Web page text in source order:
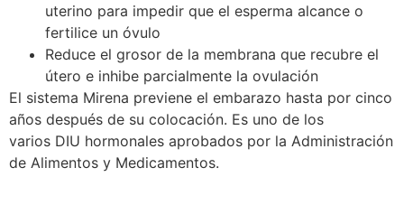
uterino para impedir que el esperma alcance o
fertilice un óvulo
Reduce el grosor de la membrana que recubre el
útero e inhibe parcialmente la ovulación
El sistema Mirena previene el embarazo hasta por cinco
años después de su colocación. Es uno de los
varios DIU hormonales aprobados por la Administración
de Alimentos y Medicamentos.